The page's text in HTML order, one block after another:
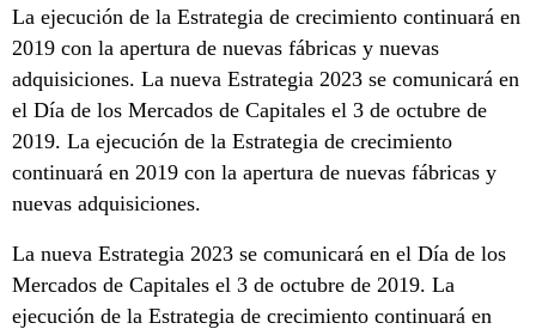
La ejecución de la Estrategia de crecimiento continuará en
2019 con la apertura de nuevas fábricas y nuevas
adquisiciones. La nueva Estrategia 2023 se comunicará en
el Día de los Mercados de Capitales el 3 de octubre de
2019. La ejecución de la Estrategia de crecimiento
continuará en 2019 con la apertura de nuevas fábricas y
nuevas adquisiciones.
La nueva Estrategia 2023 se comunicará en el Día de los
Mercados de Capitales el 3 de octubre de 2019. La
ejecución de la Estrategia de crecimiento continuará en